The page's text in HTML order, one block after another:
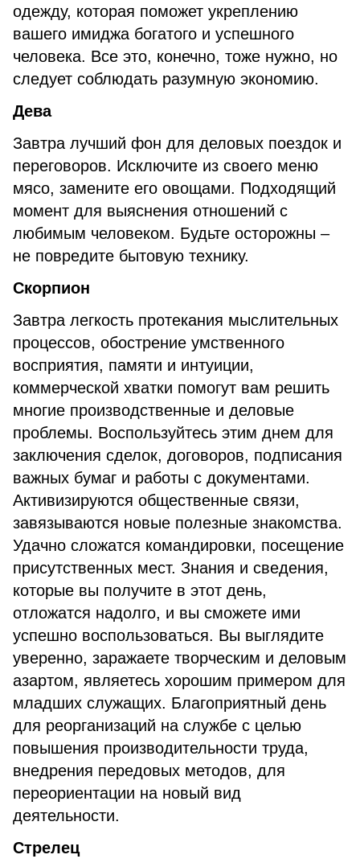
одежду, которая поможет укреплению
вашего имиджа богатого и успешного
человека. Все это, конечно, тоже нужно, но
следует соблюдать разумную экономию.
Дева
Завтра лучший фон для деловых поездок и
переговоров. Исключите из своего меню
мясо, замените его овощами. Подходящий
момент для выяснения отношений с
любимым человеком. Будьте осторожны –
не повредите бытовую технику.
Скорпион
Завтра легкость протекания мыслительных
процессов, обострение умственного
восприятия, памяти и интуиции,
коммерческой хватки помогут вам решить
многие производственные и деловые
проблемы. Воспользуйтесь этим днем для
заключения сделок, договоров, подписания
важных бумаг и работы с документами.
Активизируются общественные связи,
завязываются новые полезные знакомства.
Удачно сложатся командировки, посещение
присутственных мест. Знания и сведения,
которые вы получите в этот день,
отложатся надолго, и вы сможете ими
успешно воспользоваться. Вы выглядите
уверенно, заражаете творческим и деловым
азартом, являетесь хорошим примером для
младших служащих. Благоприятный день
для реорганизаций на службе с целью
повышения производительности труда,
внедрения передовых методов, для
переориентации на новый вид
деятельности.
Стрелец